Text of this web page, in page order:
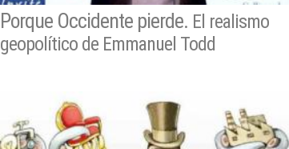
Porque Occidente pierde. El realismo
geopolítico de Emmanuel Todd